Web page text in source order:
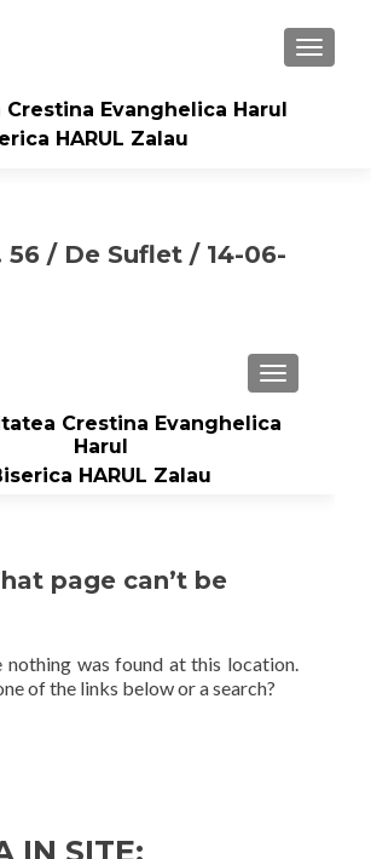
Evanghelica Harul
HARUL Zalau
56 / De Suflet / 14-06-